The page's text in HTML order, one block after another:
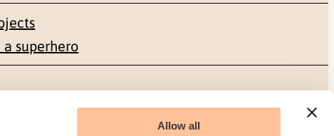
Allow all
a superhero